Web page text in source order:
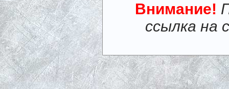
Внимание!
ссылка на